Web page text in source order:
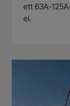
ett 63A-
el.